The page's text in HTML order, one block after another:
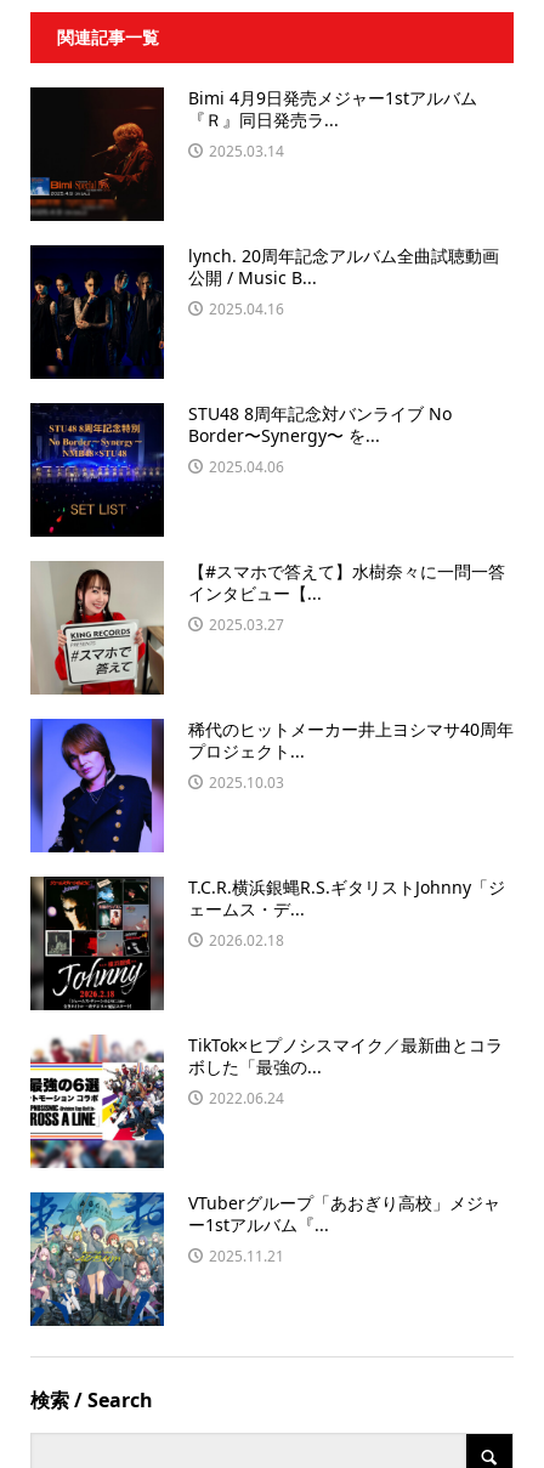
関連記事一覧
Bimi 4月9日発売メジャー1stアルバム
『Ｒ』同日発売ラ...
2025.03.14
lynch. 20周年記念アルバム全曲試聴動画
公開 / Music B...
2025.04.16
STU48 8周年記念対バンライブ No
Border〜Synergy〜 を...
2025.04.06
【#スマホで答えて】水樹奈々に一問一答
インタビュー【...
2025.03.27
稀代のヒットメーカー井上ヨシマサ40周年
プロジェクト...
2025.10.03
T.C.R.横浜銀蝿R.S.ギタリストJohnny「ジ
ェームス・デ...
2026.02.18
TikTok×ヒプノシスマイク／最新曲とコラ
ボした「最強の...
2022.06.24
VTuberグループ「あおぎり高校」メジャ
ー1stアルバム『...
2025.11.21
検索 / Search